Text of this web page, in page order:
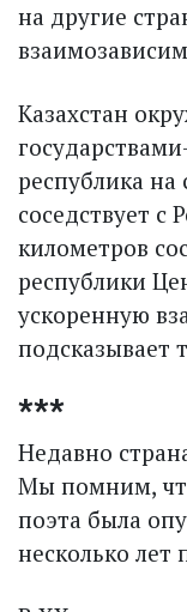
на другие
Казахстан
республика
соседствует с
километров
республики
ускоренную
подсказывает
***
Недавно
Мы помним,
поэта была
несколько лет